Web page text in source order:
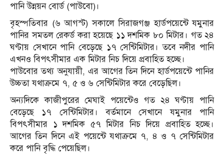
পানি উন্নয়ন বোর্ড (পাউবো)।
বৃহস্পতিবার (৬ আগস্ট) সকালে সিরাজগঞ্জ হার্ডপয়েন্টে যমুনার
পানির সমতল রেকর্ড করা হয়েছে ১১ দশমিক ৮০ মিটার। গত ২৪
ঘণ্টায় সেখানে পানি বেড়েছে ১৭ সেন্টিমিটার। তবে নদীর পানি
এখনও বিপৎসীমার এক মিটার নিচ দিয়ে প্রবাহিত হচ্ছে।
পাউবোর তথ্য অনুযায়ী, এর আগের তিন দিনে হার্ডপয়েন্টে পানির
উচ্চতা যথাক্রমে ৭, ৫ ও ৬ সেন্টিমিটার করে বেড়েছিল।
অন্যদিকে কাজীপুরের মেঘাই পয়েন্টেও গত ২৪ ঘণ্টায় পানি
বেড়েছে ১৭ সেন্টিমিটার। বর্তমানে সেখানে যমুনার পানি
বিপৎসীমার ১ দশমিক ৫৭ মিটার নিচ দিয়ে প্রবাহিত হচ্ছে।
আগের তিন দিনে এই পয়েন্টে যথাক্রমে ৭, ৪ ও ৭ সেন্টিমিটার
করে পানি বৃদ্ধি পেয়েছিল।